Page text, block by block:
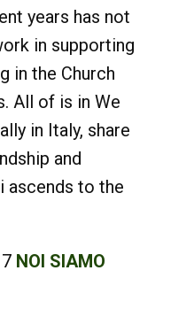
years has not
in supporting
in the Church
All of is in We
in Italy, share
and
ascends to the
NOI SIAMO